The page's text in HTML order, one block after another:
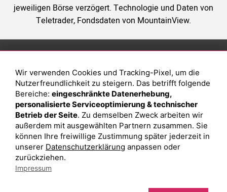
jeweiligen Börse verzögert. Technologie und Daten von
Teletrader, Fondsdaten von MountainView.
Depot eröffnen
Depot vergleichen
Junior Depot
Top-Seller-Fonds
Top-Fonds
Fonds-Suche
Was sind sind ETFs?
Sparplan Vorteile
Was ist ein Fonds?
Wir verwenden Cookies und Tracking-Pixel, um die
Nutzerfreundlichkeit zu steigern. Das betrifft folgende
Bereiche: eingeschränkte Datenerhebung,
personalisierte Serviceoptimierung & technischer
Betrieb der Seite. Zu demselben Zweck arbeiten wir
außerdem mit ausgewählten Partnern zusammen. Sie
können Ihre freiwillige Zustimmung später jederzeit in
unserer Datenschutzerklärung anpassen oder
zurückziehen.
Impressum